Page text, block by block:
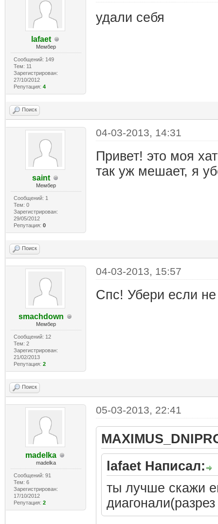
lafaet
Мембер
Сообщений: 149
Тем: 11
Зарегистрирован:
27/10/2012
Репутация: 4
удали себя
Поиск
saint
Мембер
Сообщений: 1
Тем: 0
Зарегистрирован:
29/05/2012
Репутация: 0
04-03-2013, 14:31
Привет! это моя
так уж мешает, я
Поиск
smachdown
Мембер
Сообщений: 12
Тем: 2
Зарегистрирован:
21/02/2013
Репутация: 2
04-03-2013, 15:57
Спс! Убери если
Поиск
madelka
madelka
Сообщений: 91
Тем: 6
Зарегистрирован:
17/10/2012
Репутация: 2
05-03-2013, 22:41
lafaet Написал:
ты лучше скажи